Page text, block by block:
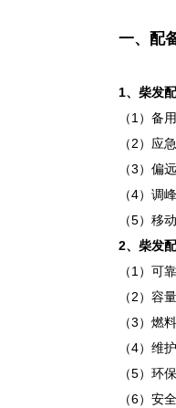
一、配
1、柴发
（1）备
（2）应
（3）偏
（4）调
（5）移
2、柴发
（1）可
（2）容
（3）燃
（4）维
（5）环
（6）安